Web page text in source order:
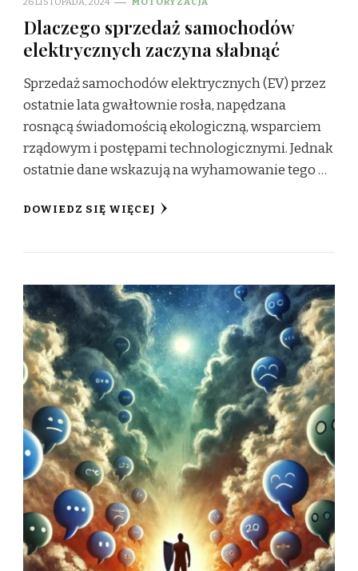
Dlaczego sprzedaż samochodów
elektrycznych zaczyna słabnąć
Sprzedaż samochodów elektrycznych (EV) przez
ostatnie lata gwałtownie rosła, napędzana
rosnącą świadomością ekologiczną, wsparciem
rządowym i postępami technologicznymi. Jednak
ostatnie dane wskazują na wyhamowanie tego …
DOWIEDZ SIĘ WIĘCEJ